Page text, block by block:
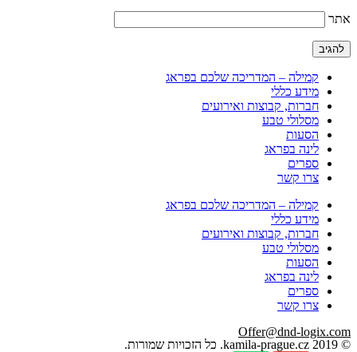
אתר
קמילה – המדריכה שלכם בפראג
מידע כללי
חברות, קבוצות ואירועים
מסלולי טבע
הסעות
לינה בפראג
ספרים
צרו קשר
קמילה – המדריכה שלכם בפראג
מידע כללי
חברות, קבוצות ואירועים
מסלולי טבע
הסעות
לינה בפראג
ספרים
צרו קשר
Offer@dnd-logix.com
© 2019 kamila-prague.cz. כל הזכויות שמורות.